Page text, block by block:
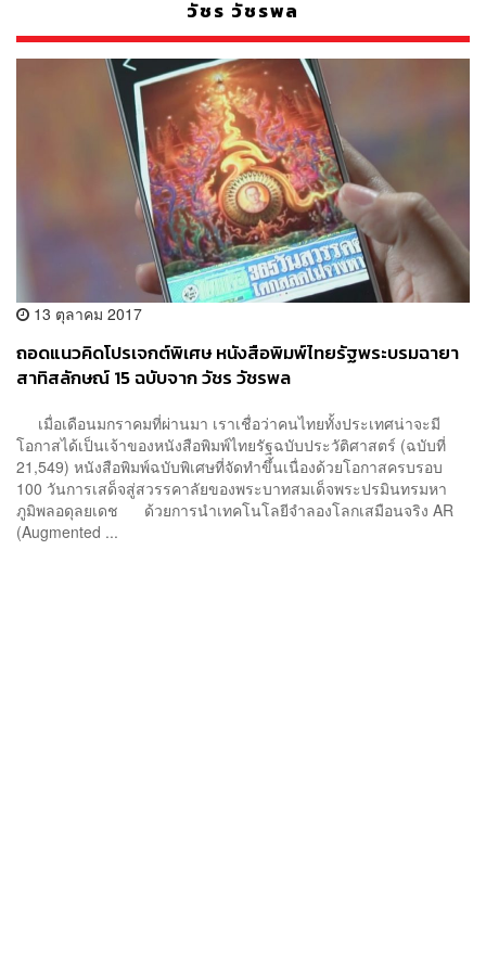
วัชร วัชรพล
13 ตุลาคม 2017
ถอดแนวคิดโปรเจกต์พิเศษ หนังสือพิมพ์ไทยรัฐพระบรมฉายา
สาทิสลักษณ์ 15 ฉบับจาก วัชร วัชรพล
เมื่อเดือนมกราคมที่ผ่านมา เราเชื่อว่าคนไทยทั้งประเทศน่าจะมี
โอกาสได้เป็นเจ้าของหนังสือพิมพ์ไทยรัฐฉบับประวัติศาสตร์ (ฉบับที่
21,549) หนังสือพิมพ์ฉบับพิเศษที่จัดทำขึ้นเนื่องด้วยโอกาสครบรอบ
100 วันการเสด็จสู่สวรรคาลัยของพระบาทสมเด็จพระปรมินทรมหา
ภูมิพลอดุลยเดช ด้วยการนำเทคโนโลยีจำลองโลกเสมือนจริง AR
(Augmented ...